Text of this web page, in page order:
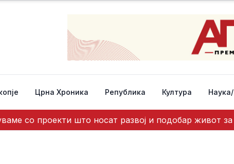
Црна Хроника Република Култура Наука/
со проекти што носат развој и подобар живот за